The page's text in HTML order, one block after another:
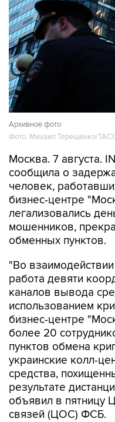
Архивное фото
Фото: Михаил Терещенко/
Москва. 7 августа.
сообщила о
человек,
бизнес-центре
легализовались
мошенников,
обменных пунктов.
"Во
работа девяти
каналов вывода
использованием
бизнес-центре
более 20
пунктов обмена
украинские колл-
средства,
результате
объявил в пятницу
связей (ЦОС) ФСБ.